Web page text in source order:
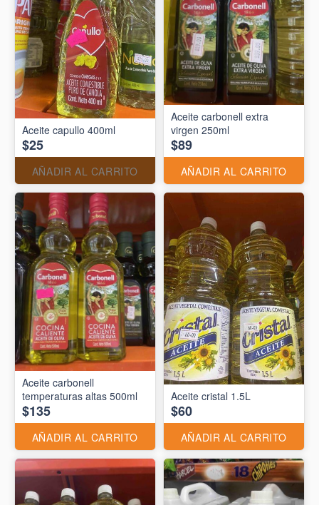
Aceite capullo 400ml
$25
AÑADIR AL CARRITO
Aceite carbonell extra
virgen 250ml
$89
AÑADIR AL CARRITO
Aceite carbonell
temperaturas altas 500ml
$135
AÑADIR AL CARRITO
Aceite cristal 1.5L
$60
AÑADIR AL CARRITO